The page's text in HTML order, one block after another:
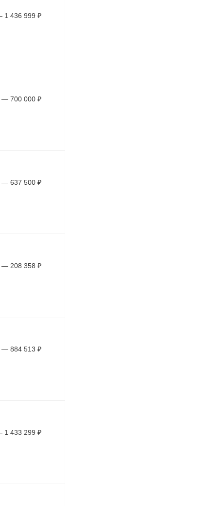
1 436 999 ₽
— 700 000 ₽
— 637 500 ₽
— 208 358 ₽
— 884 513 ₽
1 433 299 ₽